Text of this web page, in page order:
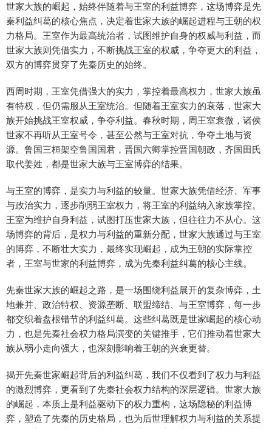
世家大族的崛起，始终伴随着与王室的利益博弈，这场博弈是先
秦利益纠葛的核心焦点，决定着世家大族的崛起进程与王朝的权
力格局。王室作为最高统治者，试图维护自身的权威与利益，而
世家大族则凭借实力，不断挑战王室的权威，争夺更大的利益，
双方的博弈贯穿了先秦历史的始终。
西周时期，王室凭借强大的实力，掌控着最高权力，世家大族虽
有特权，但仍需服从王室统治。但随着王室实力的衰落，世家大
族开始挑战王室权威，争夺利益。春秋时期，周王室衰微，诸侯
世家不再听从王室号令，甚至公然与王室对抗，争夺土地与资
源。鲁国三桓架空鲁国国君，晋国六卿掌控晋国朝政，齐国田氏
取代姜姓，都是世家大族与王室博弈的结果。
与王室的博弈，是实力与利益的较量。世家大族凭借经济、军事
与政治实力，逐步削弱王室权力，将王室的利益纳入家族掌控。
王室为维护自身利益，试图打压世家大族，但往往力不从心。这
场博弈的背后，是权力与利益的重新分配，世家大族通过与王室
的博弈，不断壮大实力，最终实现崛起，成为王朝的实际掌控
者，王室与世家的利益博弈，成为先秦利益纠葛的核心主线。
先秦世家大族的崛起之路，是一场围绕利益展开的复杂博弈，土
地兼并、政治特权、资源垄断、联盟缔结、与王室博弈，每一步
都交织着盘根错节的利益纠葛。这些纠葛既是世家崛起的核心动
力，也是先秦社会权力格局演变的关键推手，它们推动着世家大
族从弱小走向强大，也深刻影响着王朝的兴衰更替。
揭开先秦世家崛起背后的利益纠葛，我们不仅看到了权力与利益
的激烈博弈，更看到了先秦社会权力结构的深层逻辑。世家大族
的崛起，本质上是利益驱动下的权力重构，这场隐秘的利益博
弈，塑造了先秦的历史格局，也为后世理解权力与利益的关系提